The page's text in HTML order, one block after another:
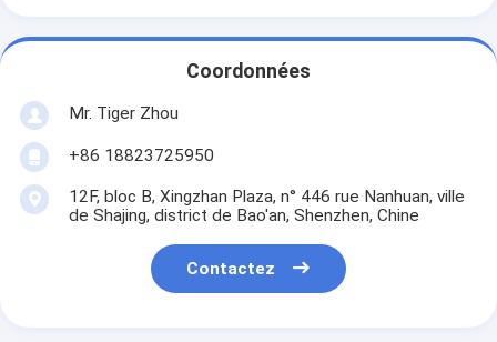
Coordonnées
Mr. Tiger Zhou
+86 18823725950
12F, bloc B, Xingzhan Plaza, n° 446 rue Nanhuan, ville
de Shajing, district de Bao'an, Shenzhen, Chine
Contactez